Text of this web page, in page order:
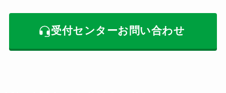
受付センターお問い合わせ